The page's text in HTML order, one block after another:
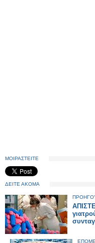
ΜΟΙΡΑΣΤΕΙΤΕ
ΔΕΙΤΕ ΑΚΟΜΑ